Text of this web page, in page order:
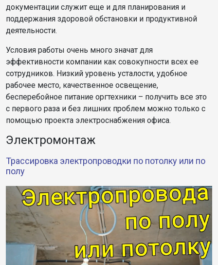
документации служит еще и для планирования и
поддержания здоровой обстановки и продуктивной
деятельности.
Условия работы очень много значат для
эффективности компании как совокупности всех ее
сотрудников. Низкий уровень усталости, удобное
рабочее место, качественное освещение,
бесперебойное питание оргтехники – получить все это
с первого раза и без лишних проблем можно только с
помощью проекта электроснабжения офиса.
Электромонтаж
Трассировка электропроводки по потолку или по
полу